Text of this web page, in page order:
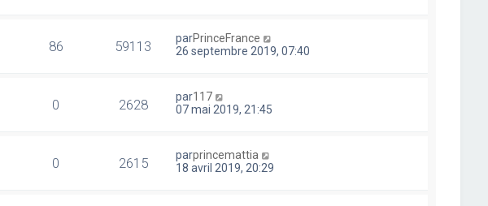
86 59113 parPrinceFrance
26 septembre 2019, 07:40
0 2628 par117
07 mai 2019, 21:45
0 2615 parprincemattia
18 avril 2019, 20:29